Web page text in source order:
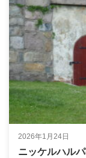
2026年1月24日
ニッケルハル